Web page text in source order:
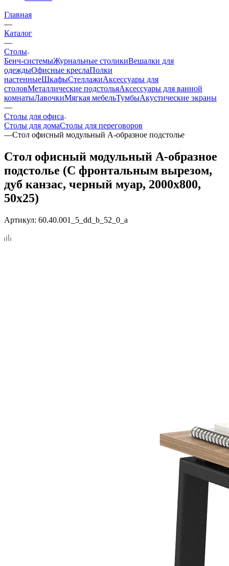
Главная
—
Каталог
—
Столы
Бенч-системыЖурнальные столикиВешалки для
одеждыОфисные креслаПолки
настенныеШкафыСтеллажиАксессуары для
столовМеталлические подстольяАксессуары для ванной
комнатыЛавочкиМягкая мебельТумбыАкустические экраны
—
Столы для офиса
Столы для домаСтолы для переговоров
—Стол офисный модульный А-образное подстолье
Стол офисный модульный А-образное
подстолье (С фронтальным вырезом,
дуб канзас, черный муар, 2000x800,
50x25)
Артикул: 60.40.001_5_dd_b_52_0_a